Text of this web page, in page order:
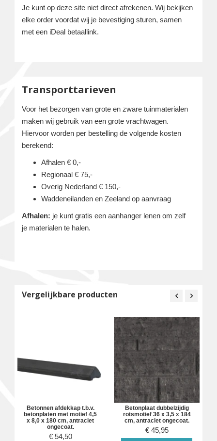
Je kunt op deze site niet direct afrekenen. Wij bekijken
elke order voordat wij je bevestiging sturen, samen
met een iDeal betaallink.
Transporttarieven
Voor het bezorgen van grote en zware tuinmaterialen
maken wij gebruik van een grote vrachtwagen.
Hiervoor worden per bestelling de volgende kosten
berekend:
Afhalen € 0,-
Regionaal € 75,-
Overig Nederland € 150,-
Waddeneilanden en Zeeland op aanvraag
Afhalen: je kunt gratis een aanhanger lenen om zelf
je materialen te halen.
Vergelijkbare producten
Betonnen afdekkap t.b.v.
betonplaten met motief 4,5
x 8,0 x 180 cm, antraciet
ongecoat.
€ 54,50
Betonplaat dubbelzijdig
rotsmotief 36 x 3,5 x 184
cm, antraciet ongecoat.
€ 45,95